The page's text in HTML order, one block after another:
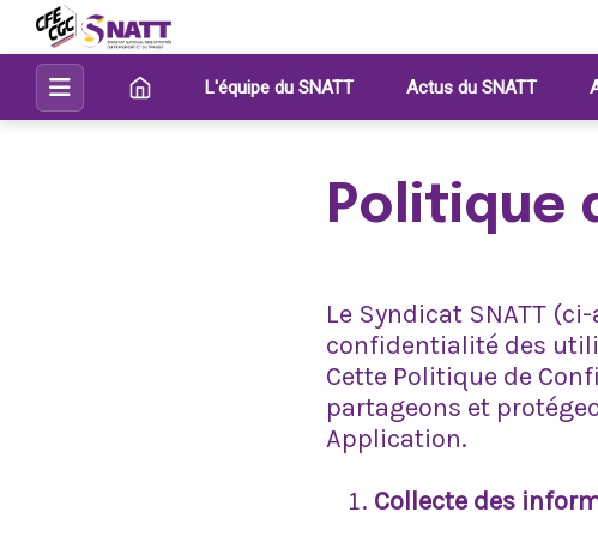
L'équipe du SNATT Actus du SNATT
Politique
Le Syndicat SNATT
confidentialité des
Cette Politique de
partageons et
Application.
Collecte des